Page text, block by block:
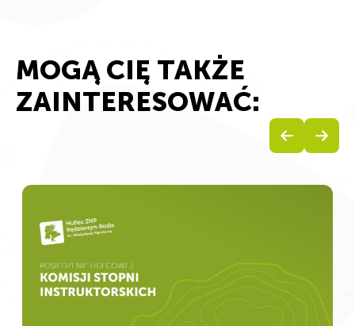
MOGĄ CIĘ TAKŻE
ZAINTERESOWAĆ: